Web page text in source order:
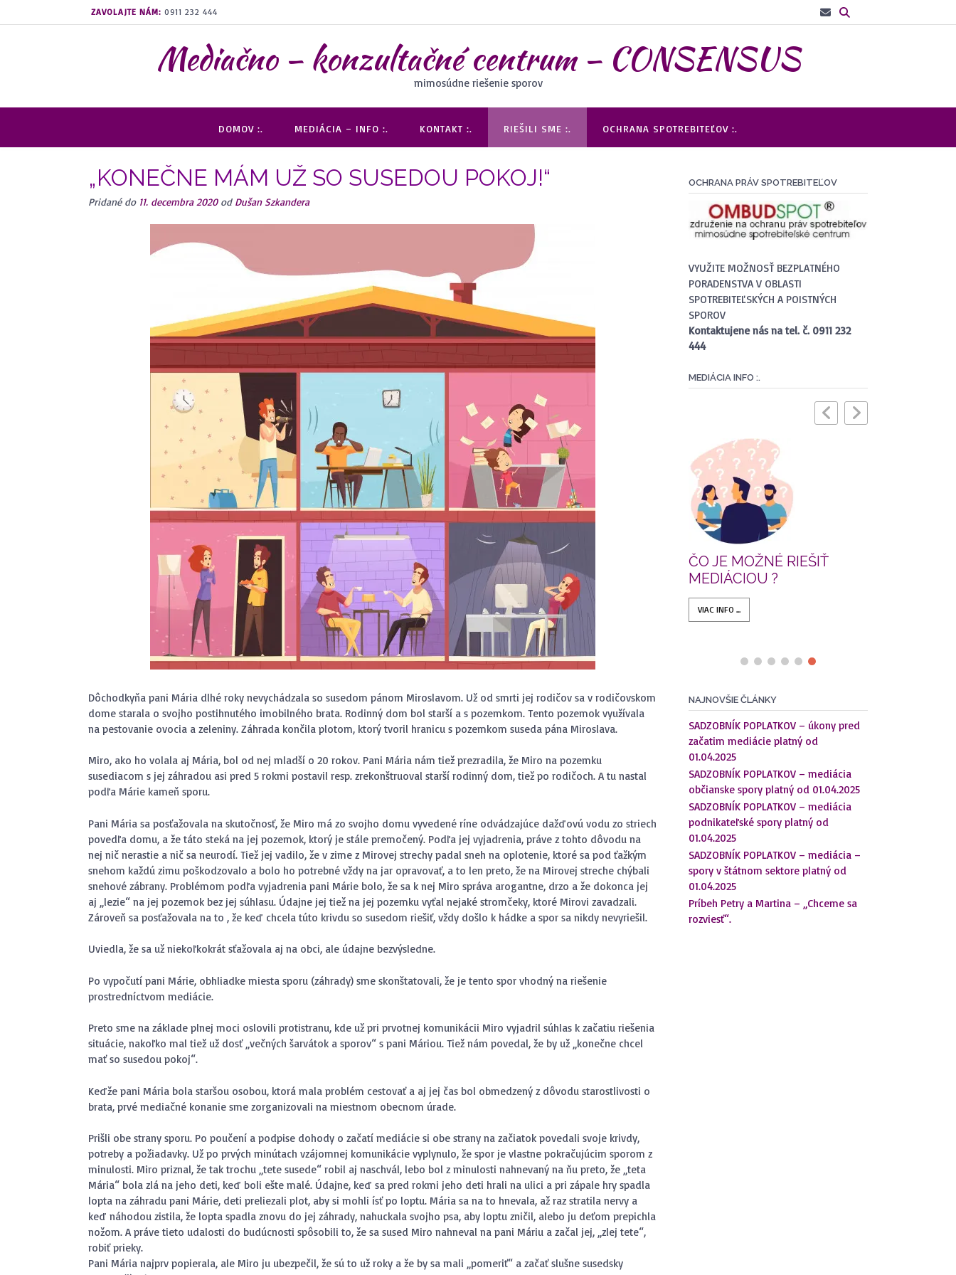
na
ZAVOLAJTE NÁM: 0911 232 444
Mediačno – konzultačné centrum – CONSENSUS
mimosúdne riešenie sporov
DOMOV :. MEDIÁCIA – INFO :. KONTAKT :. RIEŠILI SME :. OCHRANA SPOTREBITEĽOV :.
„KONEČNE MÁM UŽ SO SUSEDOU POKOJ!“
Pridané do 11. decembra 2020od Dušan Szkandera
Dôchodkyňa pani Mária dlhé roky nevychádzala so susedom pánom Miroslavom. Už od smrti jej rodičov sa v rodičovskom
dome starala o svojho postihnutého imobilného brata. Rodinný dom bol starší a s pozemkom. Tento pozemok využívala
na pestovanie ovocia a zeleniny. Záhrada končila plotom, ktorý tvoril hranicu s pozemkom suseda pána Miroslava.
Miro, ako ho volala aj Mária, bol od nej mladší o 20 rokov. Pani Mária nám tiež prezradila, že Miro na pozemku
susediacom s jej záhradou asi pred 5 rokmi postavil resp. zrekonštruoval starší rodinný dom, tiež po rodičoch. A tu nastal
podľa Márie kameň sporu.
Pani Mária sa posťažovala na skutočnosť, že Miro má zo svojho domu vyvedené ríne odvádzajúce dažďovú vodu zo striech
povedľa domu, a že táto steká na jej pozemok, ktorý je stále premočený. Podľa jej vyjadrenia, práve z tohto dôvodu na
nej nič nerastie a nič sa neurodí. Tiež jej vadilo, že v zime z Mirovej strechy padal sneh na oplotenie, ktoré sa pod ťažkým
snehom každú zimu poškodzovalo a bolo ho potrebné vždy na jar opravovať, a to len preto, že na Mirovej streche chýbali
snehové zábrany. Problémom podľa vyjadrenia pani Márie bolo, že sa k nej Miro správa arogantne, drzo a že dokonca jej
aj „lezie“ na jej pozemok bez jej súhlasu. Údajne jej tiež na jej pozemku vyťal nejaké stromčeky, ktoré Mirovi zavadzali.
Zároveň sa posťažovala na to , že keď chcela túto krivdu so susedom riešiť, vždy došlo k hádke a spor sa nikdy nevyriešil.
Uviedla, že sa už niekoľkokrát sťažovala aj na obci, ale údajne bezvýsledne.
Po vypočutí pani Márie, obhliadke miesta sporu (záhrady) sme skonštatovali, že je tento spor vhodný na riešenie
prostredníctvom mediácie.
Preto sme na základe plnej moci oslovili protistranu, kde už pri prvotnej komunikácii Miro vyjadril súhlas k začatiu riešenia
situácie, nakoľko mal tiež už dosť „večných šarvátok a sporov“ s pani Máriou. Tiež nám povedal, že by už „konečne chcel
mať so susedou pokoj“.
Keďže pani Mária bola staršou osobou, ktorá mala problém cestovať a aj jej čas bol obmedzený z dôvodu starostlivosti o
brata, prvé mediačné konanie sme zorganizovali na miestnom obecnom úrade.
Prišli obe strany sporu. Po poučení a podpise dohody o začatí mediácie si obe strany na začiatok povedali svoje krivdy,
potreby a požiadavky. Už po prvých minútach vzájomnej komunikácie vyplynulo, že spor je vlastne pokračujúcim sporom z
minulosti. Miro priznal, že tak trochu „tete susede“ robil aj naschvál, lebo bol z minulosti nahnevaný na ňu preto, že „teta
Mária“ bola zlá na jeho deti, keď boli ešte malé. Údajne, keď sa pred rokmi jeho deti hrali na ulici a pri zápale hry spadla
lopta na záhradu pani Márie, deti preliezali plot, aby si mohli ísť po loptu. Mária sa na to hnevala, až raz stratila nervy a
keď náhodou zistila, že lopta spadla znovu do jej záhrady, nahuckala svojho psa, aby loptu zničil, alebo ju deťom prepichla
nožom. A práve tieto udalosti do budúcnosti spôsobili to, že sa sused Miro nahneval na pani Máriu a začal jej, „zlej tete“,
robiť prieky.
Pani Mária najprv popierala, ale Miro ju ubezpečil, že sú to už roky a že by sa mali „pomeriť“ a začať slušne susedsky
OCHRANA PRÁV SPOTREBITEĽOV
VYUŽITE MOŽNOSŤ BEZPLATNÉHO
PORADENSTVA V OBLASTI
SPOTREBITEĽSKÝCH A POISTNÝCH
SPOROV
Kontaktujene nás na tel. č. 0911 232
444
MEDIÁCIA INFO :.
MEDIAČNÁ DOHODA VÝHODY MEDIÁCIE
VIAC INFO ...
ČO JE MOŽNÉ RIEŠIŤ
MEDIÁCIOU ?
VIAC INFO ...
ČO JE MEDIÁCIA? ?
NAJNOVŠIE ČLÁNKY
SADZOBNÍK POPLATKOV – úkony pred
začatim mediácie platný od
01.04.2025
SADZOBNÍK POPLATKOV – mediácia
občianske spory platný od 01.04.2025
SADZOBNÍK POPLATKOV – mediácia
podnikateľské spory platný od
01.04.2025
SADZOBNÍK POPLATKOV – mediácia –
spory v štátnom sektore platný od
01.04.2025
Príbeh Petry a Martina – „Chceme sa
rozviesť“.